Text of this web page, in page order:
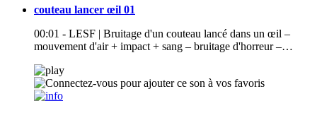
couteau lancer œil 01
00:01 - LESF | Bruitage d'un couteau lancé dans un œil –
mouvement d'air + impact + sang – bruitage d'horreur –…